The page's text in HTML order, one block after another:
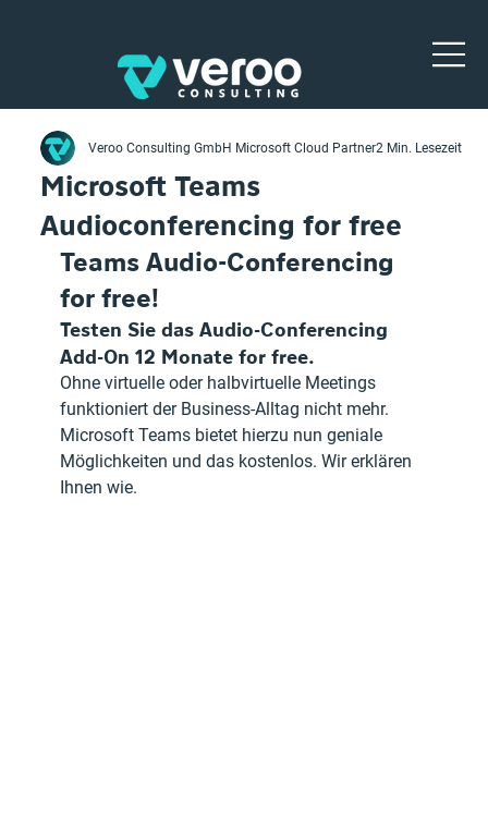
Microsoft Teams
Audioconferencing for free
Veroo Consulting GmbH Microsoft Cloud Partner2 Min. Lesezeit
Teams Audio-Conferencing
for free!
Testen Sie das Audio-Conferencing
Add-On 12 Monate for free.
Ohne virtuelle oder halbvirtuelle Meetings
funktioniert der Business-Alltag nicht mehr.
Microsoft Teams bietet hierzu nun geniale
Möglichkeiten und das kostenlos. Wir erklären
Ihnen wie.